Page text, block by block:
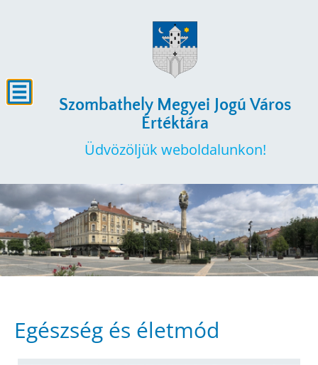
Szombathely Megyei Jogú Város
Értéktára
Üdvözöljük weboldalunkon!
Egészség és életmód